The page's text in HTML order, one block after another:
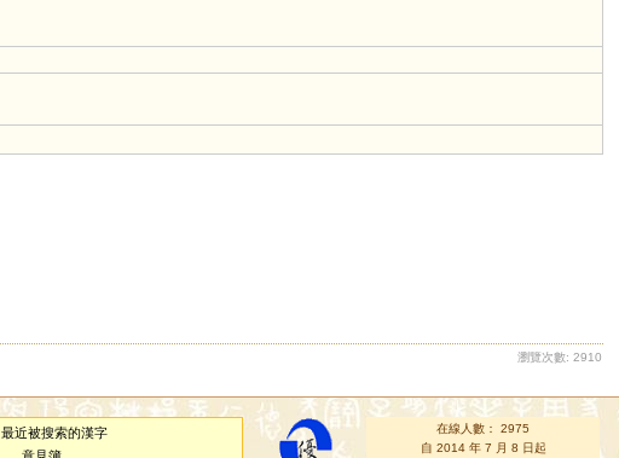
瀏覽次數: 2910
最近被搜索的漢字
意見簿
在線人數： 2975
自 2014 年 7 月 8 日起